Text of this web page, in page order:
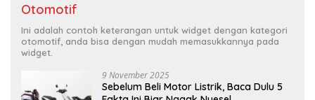
Otomotif
Ini adalah contoh keterangan untuk widget dengan kategori
otomotif, anda bisa dengan mudah memasukkannya pada
widget.
9 November 2025
Sebelum Beli Motor Listrik, Baca Dulu 5